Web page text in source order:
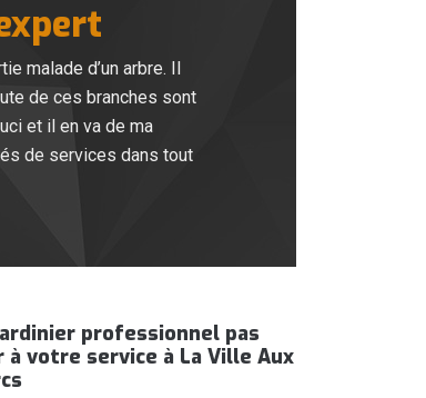
malade d’un arbre. Il
de ces branches sont
et il en va de ma
de services dans tout
professionnel pas
à votre service à La Ville Aux